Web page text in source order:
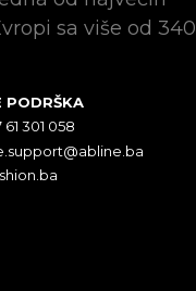
sa više od 340
PODRŠKA
61 301 058